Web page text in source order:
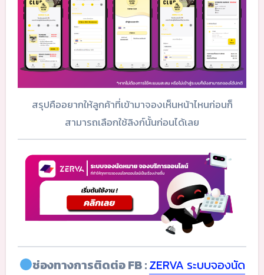
สรุปคืออยากให้ลูกค้าที่เข้ามาจองเห็นหน้าไหนก่อนก็
สามารถเลือกใช้ลิงก์นั้นก่อนได้เลย
ช่องทางการติดต่อ FB :ZERVA ระบบจองนัด